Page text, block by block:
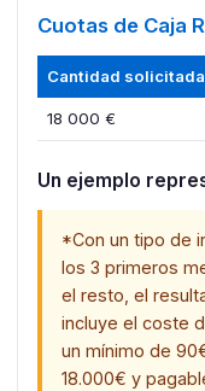
Cuotas de Caja
Cantidad solicitada
18 000 €
Un ejemplo
*Con un tipo de
los 3 primeros
el resto, el
incluye el coste
un mínimo de
18.000€ y